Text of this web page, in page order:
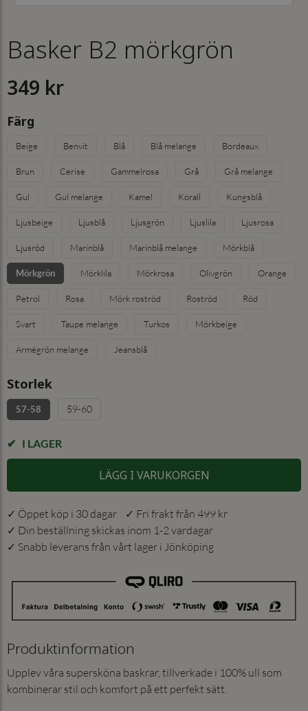
Basker B2 mörkgrön
349 kr
Färg
Beige Benvit Blå Blå melange Bordeaux
Brun Cerise Gammelrosa Grå Grå melange
Gul Gul melange Kamel Korall Kungsblå
Ljusbeige Ljusblå Ljusgrön Ljuslila Ljusrosa
Ljusröd Marinblå Marinblå melange Mörkblå
Mörkgrön Mörklila Mörkrosa Olivgrön Orange
Petrol Rosa Mörk roströd Roströd Röd
Svart Taupe melange Turkos Mörkbeige
Armégrön melange Jeansblå
Storlek
57-58 59-60
I LAGER
LÄGG I VARUKORGEN
✓ Öppet köp i 30 dagar ✓ Fri frakt från 499 kr
✓ Din beställning skickas inom 1-2 vardagar
✓ Snabb leverans från vårt lager i Jönköping
Produktinformation
Upplev våra supersköna baskrar, tillverkade i 100% ull som
kombinerar stil och komfort på ett perfekt sätt.